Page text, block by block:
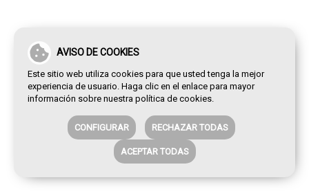
AVISO DE COOKIES
Este sitio web utiliza cookies para que usted tenga la mejor
experiencia de usuario. Haga clic en el enlace para mayor
información sobre nuestra política de cookies.
CONFIGURAR RECHAZAR TODAS
ACEPTAR TODAS